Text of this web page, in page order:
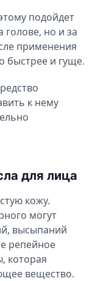
подойдет
голове, но и за
применения
быстрее и гуще.
к нему
для лица
кожу.
могут
высыпаний
репейное
которая
вещество.